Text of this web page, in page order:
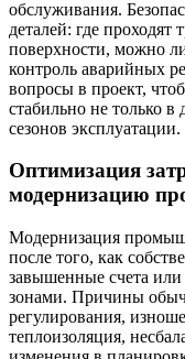
обслуживания.
деталей: где
поверхности, можно
контроль аварийных
вопросы в проект,
стабильно не только в
сезонов эксплуатации.
Оптимизация
модернизацию
Модернизация
после того, как
завышенные счета или
зонами. Причины
регулирования,
теплоизоляция,